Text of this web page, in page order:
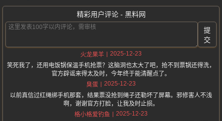
精彩用户评论 - 黑料网
提
交
火龙果羊
2025-12-23
笑死我了，还用电饭锅保温手机抢票？这脑洞也太大了吧，抢不到票锅还得洗，
官方辟谣来得太及时，今年终于能清醒点了。
臭蛋
2025-12-23
以前真信过红绳绑手机那套，结果票没抢到绳子还勒坏了屏幕。邪修害人不浅
啊，谢谢官方打脸，让我及时止损。
格小格爱钓鱼
2025-12-23